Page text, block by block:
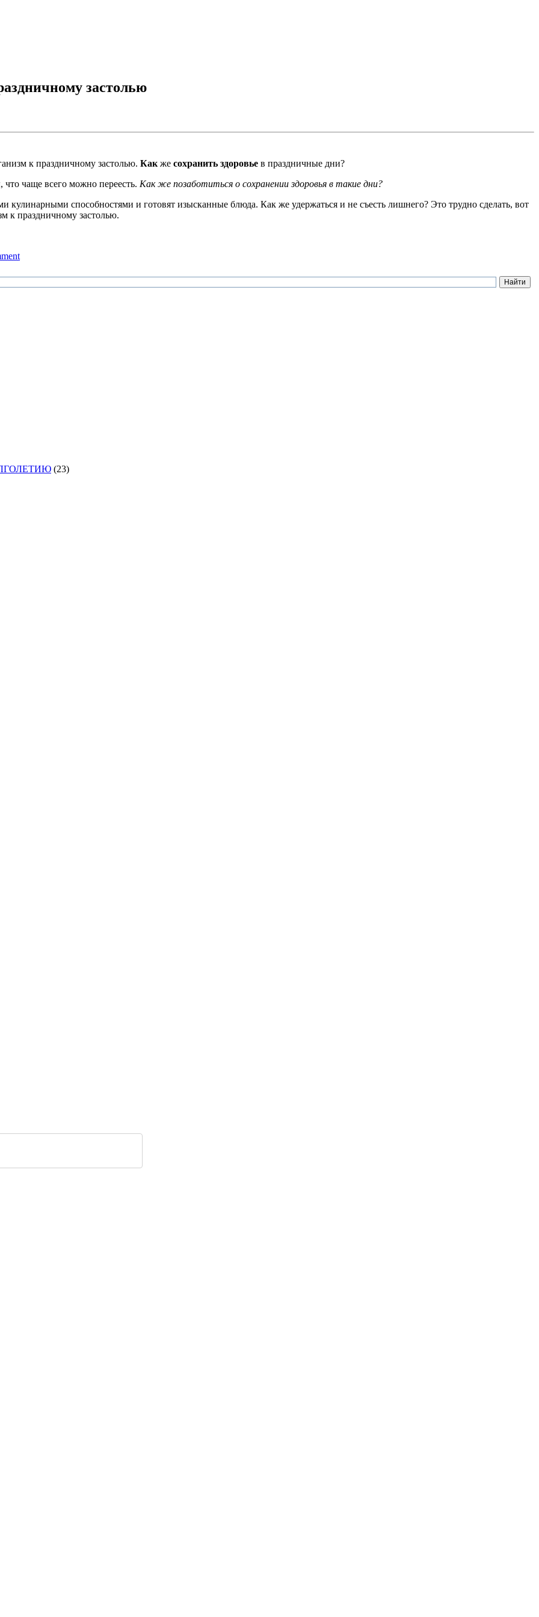
застолью
к праздничному застолью. Как же сохранить здоровье в праздничные дни?
что чаще всего можно переесть. Как же позаботиться о сохранении здоровья в такие дни?
кулинарными способностями и готовят изысканные блюда. Как же удержаться и не съесть лишнего? Это трудно сделать, вот
к праздничному застолью.
(23)